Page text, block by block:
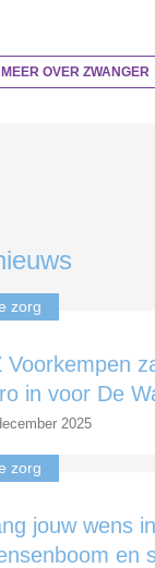
MEER OVER ZWANGER
zorg
Voorkempen
in voor De
2025
zorg
jouw wens
en